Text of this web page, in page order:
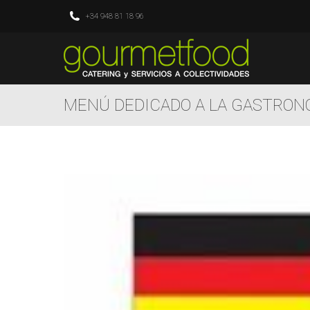
+34 948 81 18 96
MENÚ DEDICADO A LA